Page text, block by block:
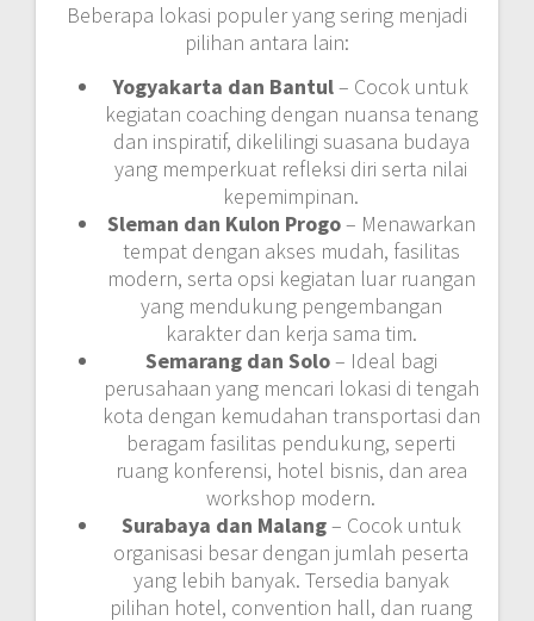
Beberapa lokasi populer yang sering menjadi
pilihan antara lain:
Yogyakarta dan Bantul– Cocok untuk
kegiatan coaching dengan nuansa tenang
dan inspiratif, dikelilingi suasana budaya
yang memperkuat refleksi diri serta nilai
kepemimpinan.
Sleman dan Kulon Progo– Menawarkan
tempat dengan akses mudah, fasilitas
modern, serta opsi kegiatan luar ruangan
yang mendukung pengembangan
karakter dan kerja sama tim.
Semarang dan Solo– Ideal bagi
perusahaan yang mencari lokasi di tengah
kota dengan kemudahan transportasi dan
beragam fasilitas pendukung, seperti
ruang konferensi, hotel bisnis, dan area
workshop modern.
Surabaya dan Malang– Cocok untuk
organisasi besar dengan jumlah peserta
yang lebih banyak. Tersedia banyak
pilihan hotel, convention hall, dan ruang